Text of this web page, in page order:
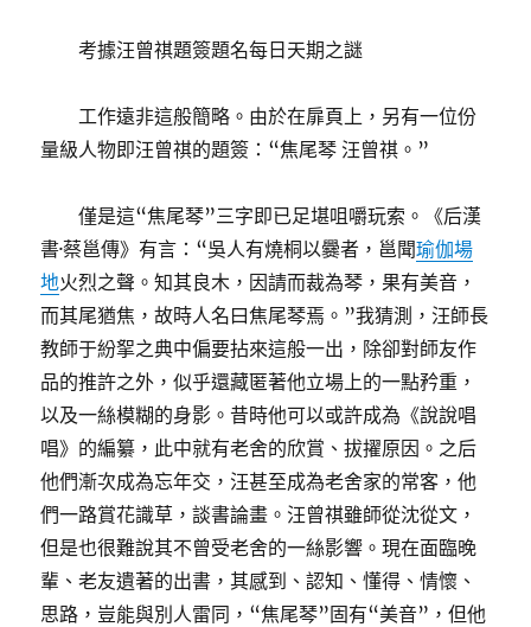
考據汪曾祺題簽題名每日天期之謎
工作遠非這般簡略。由於在扉頁上，另有一位份
量級人物即汪曾祺的題簽：“焦尾琴 汪曾祺。”
僅是這“焦尾琴”三字即已足堪咀嚼玩索。《后漢
書·蔡邕傳》有言：“吳人有燒桐以爨者，邕聞瑜伽場
地火烈之聲。知其良木，因請而裁為琴，果有美音，
而其尾猶焦，故時人名曰焦尾琴焉。”我猜測，汪師長
教師于紛挐之典中偏要拈來這般一出，除卻對師友作
品的推許之外，似乎還藏匿著他立場上的一點矜重，
以及一絲模糊的身影。昔時他可以或許成為《說說唱
唱》的編纂，此中就有老舍的欣賞、拔擢原因。之后
他們漸次成為忘年交，汪甚至成為老舍家的常客，他
們一路賞花識草，談書論畫。汪曾祺雖師從沈從文，
但是也很難說其不曾受老舍的一絲影響。現在面臨晚
輩、老友遺著的出書，其感到、認知、懂得、情懷、
思路，豈能與別人雷同，“焦尾琴”固有“美音”，但他